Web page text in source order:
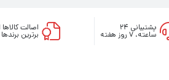
پشتیبانی ۲۴
ساعته، ۷ روز هفته
اصالت کالاها
برترین برندها